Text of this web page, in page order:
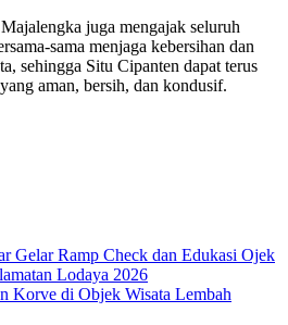
juga mengajak seluruh
sama menjaga kebersihan dan
sehingga Situ Cipanten dapat terus
aman, bersih, dan kondusif.
Gelar Ramp Check dan Edukasi Ojek
Lodaya 2026
Korve di Objek Wisata Lembah